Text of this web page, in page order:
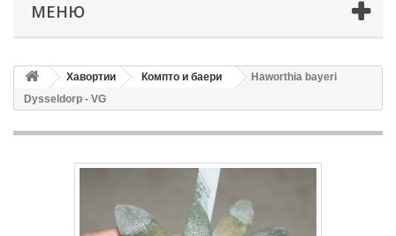
МЕНЮ
Хавортии Компто и баери
Haworthia bayeri
Dysseldorp - VG